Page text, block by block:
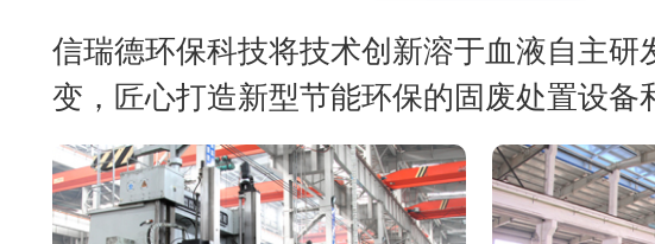
信瑞德环保科技将技术创新溶于血液自主研
变，匠心打造新型节能环保的固废处置设备